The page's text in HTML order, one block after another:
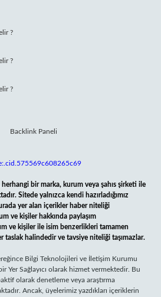
?
?
?
bir marka, kurum veya şahıs şirketi ile
Sitede yalnızca kendi hazırladığımız
yer alan içerikler haber niteliği
ve kişiler hakkında paylaşım
ve kişiler ile isim benzerlikleri tamamen
taslak halindedir ve tavsiye niteliği taşımazlar.
Bilgi Teknolojileri ve İletişim Kurumu
Yer Sağlayıcı olarak hizmet vermektedir. Bu
olarak denetleme veya araştırma
Ancak, üyelerimiz yazdıkları içeriklerin